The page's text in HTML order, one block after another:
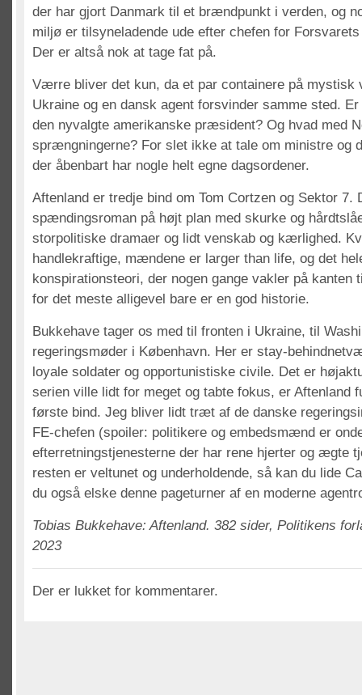
der har gjort Danmark til et brændpunkt i verden, og
miljø er tilsyneladende ude efter chefen for
Der er altså nok at tage fat på.
Værre bliver det kun, da et par containere på mystisk
Ukraine og en dansk agent forsvinder samme sted.
den nyvalgte amerikanske præsident? Og hvad med
sprængningerne? For slet ikke at tale om ministre og
der åbenbart har nogle helt egne dagsordener.
Aftenland er tredje bind om Tom Cortzen og Sektor 7.
spændingsroman på højt plan med skurke og
storpolitiske dramaer og lidt venskab og kærlighed.
handlekraftige, mændene er larger than life, og det
konspirationsteori, der nogen gange vakler på kanten
for det meste alligevel bare er en god historie.
Bukkehave tager os med til fronten i Ukraine, til
regeringsmøder i København. Her er stay-
loyale soldater og opportunistiske civile. Det er
serien ville lidt for meget og tabte fokus, er Aftenland
første bind. Jeg bliver lidt træt af de danske
FE-chefen (spoiler: politikere og embedsmænd er
efterretningstjenesterne der har rene hjerter og ægte
resten er veltunet og underholdende, så kan du lide
du også elske denne pageturner af en moderne
Tobias Bukkehave: Aftenland. 382 sider, Politikens
2023
Der er lukket for kommentarer.